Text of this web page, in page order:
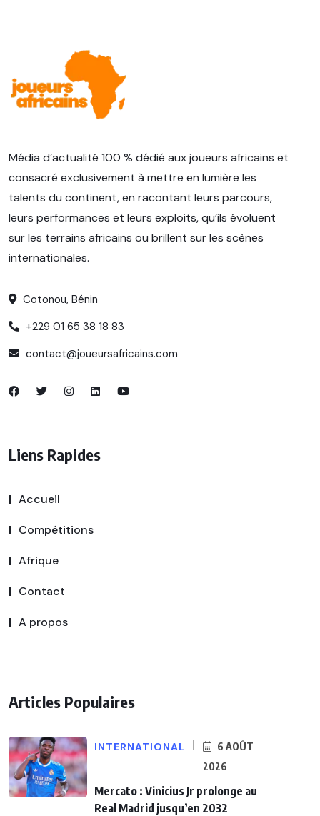
Média d’actualité 100 % dédié aux joueurs africains et
consacré exclusivement à mettre en lumière les
talents du continent, en racontant leurs parcours,
leurs performances et leurs exploits, qu’ils évoluent
sur les terrains africains ou brillent sur les scènes
internationales.
Cotonou, Bénin
+229 01 65 38 18 83
contact@joueursafricains.com
Liens Rapides
Accueil
Compétitions
Afrique
Contact
A propos
Articles Populaires
INTERNATIONAL
6 AOÛT
2026
Mercato : Vinicius Jr prolonge au
Real Madrid jusqu’en 2032